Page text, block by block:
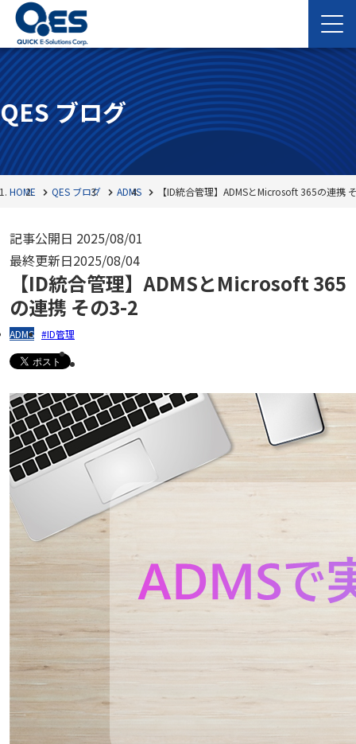
QES ブログ
HOME QES ブログ ADMS 【ID統合管理】ADMSとMicrosoft 365の連携
記事公開日 2025/08/01
最終更新日2025/08/04
【ID統合管理】ADMSとMicrosoft 365
の連携 その3-2
ADMS ID管理